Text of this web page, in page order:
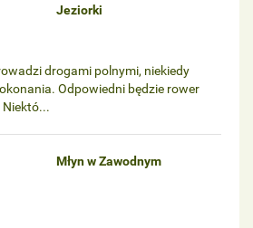
Jeziorki
drogami polnymi, niekiedy
Odpowiedni będzie rower
Niektó...
Młyn w Zawodnym